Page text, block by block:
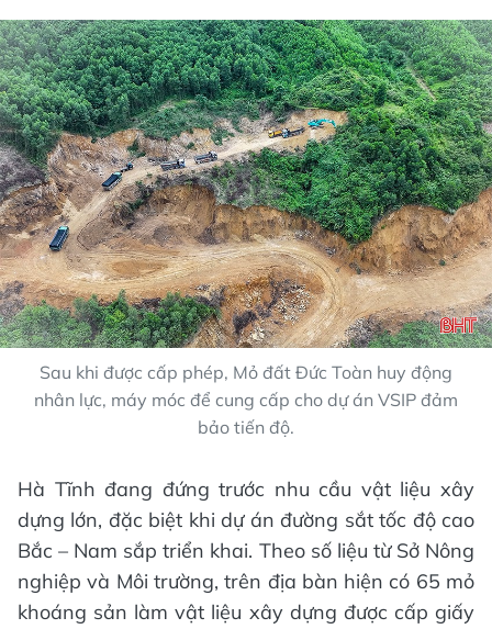
Sau khi được cấp phép, Mỏ đất Đức Toàn huy động
nhân lực, máy móc để cung cấp cho dự án VSIP đảm
bảo tiến độ.
Hà Tĩnh đang đứng trước nhu cầu vật liệu xây
dựng lớn, đặc biệt khi dự án đường sắt tốc độ cao
Bắc – Nam sắp triển khai. Theo số liệu từ Sở Nông
nghiệp và Môi trường, trên địa bàn hiện có 65 mỏ
khoáng sản làm vật liệu xây dựng được cấp giấy